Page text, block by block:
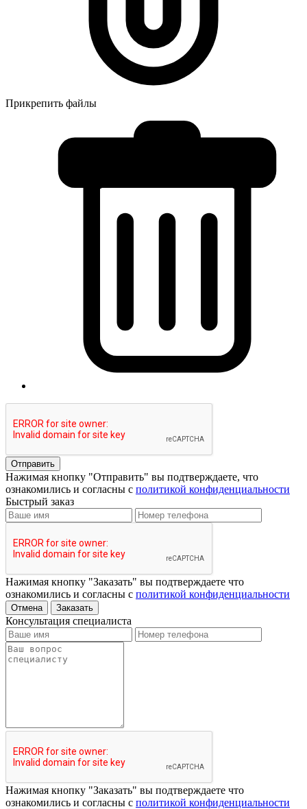
Прикрепить файлы
Отправить
Нажимая кнопку "Отправить" вы подтверждаете, что
ознакомились и согласны с политикой конфиденциальности
Быстрый заказ
Нажимая кнопку "Заказать" вы подтверждаете что
ознакомились и согласны с политикой конфиденциальности
Отмена Заказать
Консультация специалиста
Нажимая кнопку "Заказать" вы подтверждаете что
ознакомились и согласны с политикой конфиденциальности